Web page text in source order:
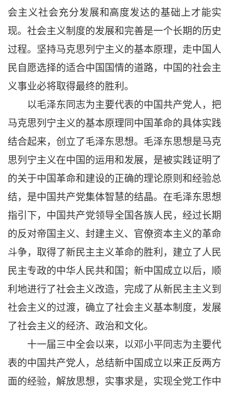
会主义社会充分发展和高度发达的基础上才能实
现。社会主义制度的发展和完善是一个长期的历史
过程。坚持马克思列宁主义的基本原理，走中国人
民自愿选择的适合中国国情的道路，中国的社会主
义事业必将取得最终的胜利。
以毛泽东同志为主要代表的中国共产党人，把
马克思列宁主义的基本原理同中国革命的具体实践
结合起来，创立了毛泽东思想。毛泽东思想是马克
思列宁主义在中国的运用和发展，是被实践证明了
的关于中国革命和建设的正确的理论原则和经验总
结，是中国共产党集体智慧的结晶。在毛泽东思想
指引下，中国共产党领导全国各族人民，经过长期
的反对帝国主义、封建主义、官僚资本主义的革命
斗争，取得了新民主主义革命的胜利，建立了人民
民主专政的中华人民共和国；新中国成立以后，顺
利地进行了社会主义改造，完成了从新民主主义到
社会主义的过渡，确立了社会主义基本制度，发展
了社会主义的经济、政治和文化。
十一届三中全会以来，以邓小平同志为主要代
表的中国共产党人，总结新中国成立以来正反两方
面的经验，解放思想，实事求是，实现全党工作中